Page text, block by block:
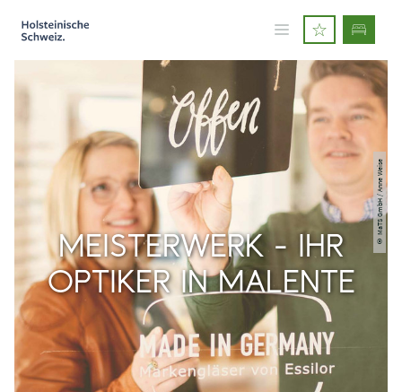
© MaTS GmbH / Anne Weise
MEISTERWERK - IHR
OPTIKER IN MALENTE